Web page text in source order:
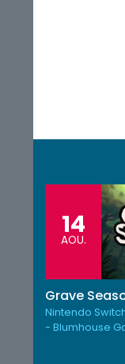
14
AOU.
Grave
Nintendo
- Blumhouse